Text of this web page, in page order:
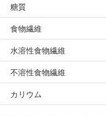
糖質
食物繊維
水溶性食物繊維
不溶性食物繊維
カリウム